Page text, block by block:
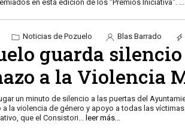
en esta edición de los "Premios Iniciativa". ...
Noticias de Pozuelo Blas Barrado
guarda
a la Violencia
un minuto de silencio a las puertas del
a la violencia de género y apoyo a todas las
que el Consistori
leer más...